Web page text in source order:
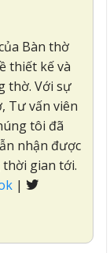
Bàn thờ
thiết kế và
thờ. Với sự
Tư vấn viên
tôi đã
nhận được
gian tới.
|